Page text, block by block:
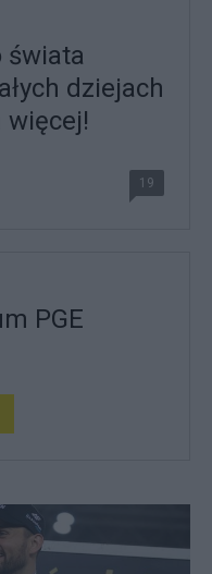
świata
dziejach
więcej!
19
PGE